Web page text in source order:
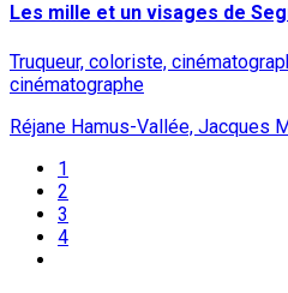
Les mille et un visages de
Truqueur, coloriste,
cinématographe
Réjane Hamus-Vallée, Jacques
1
2
3
4